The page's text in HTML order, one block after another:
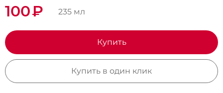
100₽ 235 мл
Купить
Купить в один клик